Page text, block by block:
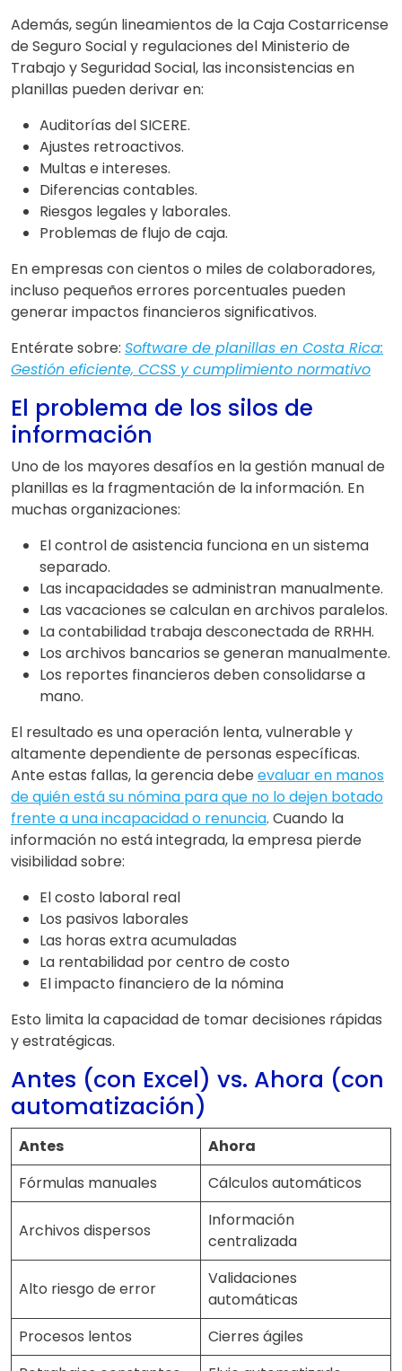
Además, según lineamientos de la Caja Costarricense
de Seguro Social y regulaciones del Ministerio de
Trabajo y Seguridad Social, las inconsistencias en
planillas pueden derivar en:
Auditorías del SICERE.
Ajustes retroactivos.
Multas e intereses.
Diferencias contables.
Riesgos legales y laborales.
Problemas de flujo de caja.
En empresas con cientos o miles de colaboradores,
incluso pequeños errores porcentuales pueden
generar impactos financieros significativos.
Entérate sobre: Software de planillas en Costa Rica:
Gestión eficiente, CCSS y cumplimiento normativo
El problema de los silos de
información
Uno de los mayores desafíos en la gestión manual de
planillas es la fragmentación de la información. En
muchas organizaciones:
El control de asistencia funciona en un sistema
separado.
Las incapacidades se administran manualmente.
Las vacaciones se calculan en archivos paralelos.
La contabilidad trabaja desconectada de RRHH.
Los archivos bancarios se generan manualmente.
Los reportes financieros deben consolidarse a
mano.
El resultado es una operación lenta, vulnerable y
altamente dependiente de personas específicas.
Ante estas fallas, la gerencia debeevaluar en manos
de quién está su nómina para que no lo dejen botado
frente a una incapacidad o renuncia. Cuando la
información no está integrada, la empresa pierde
visibilidad sobre:
El costo laboral real
Los pasivos laborales
Las horas extra acumuladas
La rentabilidad por centro de costo
El impacto financiero de la nómina
Esto limita la capacidad de tomar decisiones rápidas
y estratégicas.
Antes (con Excel) vs. Ahora (con
automatización)
Antes
Ahora
Fórmulas manuales
Cálculos automáticos
Archivos dispersos
Información
centralizada
Alto riesgo de error
Validaciones
automáticas
Procesos lentos
Cierres ágiles